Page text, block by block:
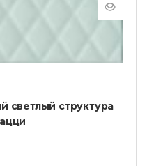
светлый структура